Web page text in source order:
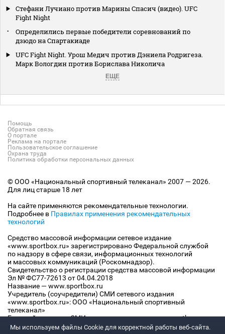
Стефани Лучиано против Марины Спасич (видео). UFC
Fight Night
Определились первые победители соревнований по
дзюдо на Спартакиаде
UFC Fight Night. Урош Медич против Дэниела Родригеза.
Марк Вологдин против Борислава Николича
ЕЩЕ
Помощь
Обратная связь
О портале
Реклама на портале
Пользовательское соглашение
Охрана труда
Политика обработки персональных данных
© ООО «Национальный спортивный телеканал» 2007 — 2026.
Для лиц старше 18 лет
На сайте применяются рекомендательные технологии.
Подробнее в Правилах применения рекомендательных
технологий
Средство массовой информации сетевое издание
«www.sportbox.ru» зарегистрировано Федеральной службой
по надзору в сфере связи, информационных технологий
и массовых коммуникаций (Роскомнадзор).
Свидетельство о регистрации средства массовой информации
Эл № ФС77-72613 от 04.04.2018
Название — www.sportbox.ru
Учредитель (соучредители) СМИ сетевого издания
«www.sportbox.ru»: ООО «Национальный спортивный
телеканал»
Главный редактор СМИ сетевого издания «www.sportbox.ru»:
Конов В.А.
Мы используем файлы Сookie для корректной работы веб-сайта.